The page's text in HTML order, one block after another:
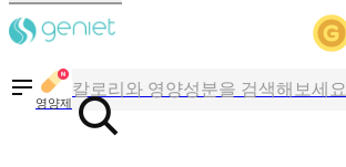
영양제
칼로리와 영양성분을 검색해보세요
혈당 · 다이어트 음식 검색해보세요